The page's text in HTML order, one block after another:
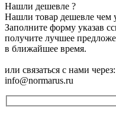
Нашли дешевле ?
Нашли товар дешевле чем
Заполните форму указав
получите лучшее
в ближайшее время.
или связаться с нами через:
info@normarus.ru